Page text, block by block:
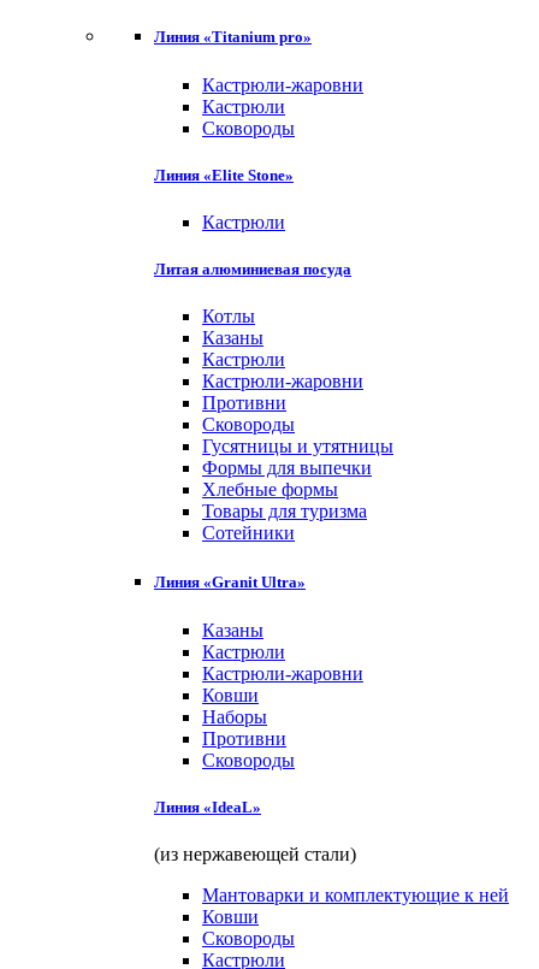
Линия «Titanium pro»
Кастрюли-жаровни
Кастрюли
Сковороды
Линия «Elite Stone»
Кастрюли
Литая алюминиевая посуда
Котлы
Казаны
Кастрюли
Кастрюли-жаровни
Противни
Сковороды
Гусятницы и утятницы
Формы для выпечки
Хлебные формы
Товары для туризма
Сотейники
Линия «Granit Ultra»
Казаны
Кастрюли
Кастрюли-жаровни
Ковши
Наборы
Противни
Сковороды
Линия «IdeaL»
(из нержавеющей стали)
Мантоварки и комплектующие к ней
Ковши
Сковороды
Кастрюли